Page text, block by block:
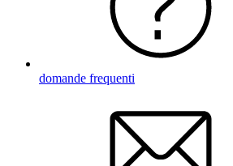
domande frequenti